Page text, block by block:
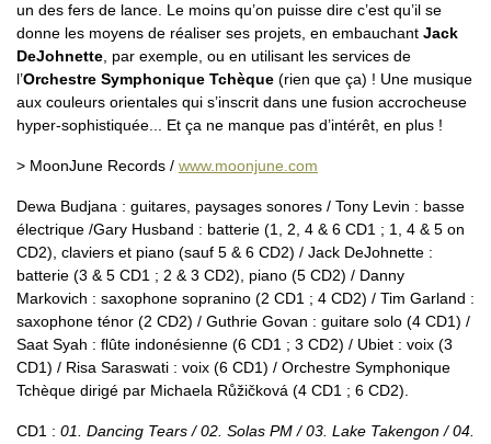
un des fers de lance. Le moins qu’on puisse dire c’est qu’il se
donne les moyens de réaliser ses projets, en embauchant Jack
DeJohnette, par exemple, ou en utilisant les services de
l’Orchestre Symphonique Tchèque (rien que ça) ! Une musique
aux couleurs orientales qui s’inscrit dans une fusion accrocheuse
hyper-sophistiquée... Et ça ne manque pas d’intérêt, en plus !
> MoonJune Records / www.moonjune.com
Dewa Budjana : guitares, paysages sonores / Tony Levin : basse
électrique /Gary Husband : batterie (1, 2, 4 & 6 CD1 ; 1, 4 & 5 on
CD2), claviers et piano (sauf 5 & 6 CD2) / Jack DeJohnette :
batterie (3 & 5 CD1 ; 2 & 3 CD2), piano (5 CD2) / Danny
Markovich : saxophone sopranino (2 CD1 ; 4 CD2) / Tim Garland :
saxophone ténor (2 CD2) / Guthrie Govan : guitare solo (4 CD1) /
Saat Syah : flûte indonésienne (6 CD1 ; 3 CD2) / Ubiet : voix (3
CD1) / Risa Saraswati : voix (6 CD1) / Orchestre Symphonique
Tchèque dirigé par Michaela Růžičková (4 CD1 ; 6 CD2).
CD1 : 01. Dancing Tears / 02. Solas PM / 03. Lake Takengon / 04.